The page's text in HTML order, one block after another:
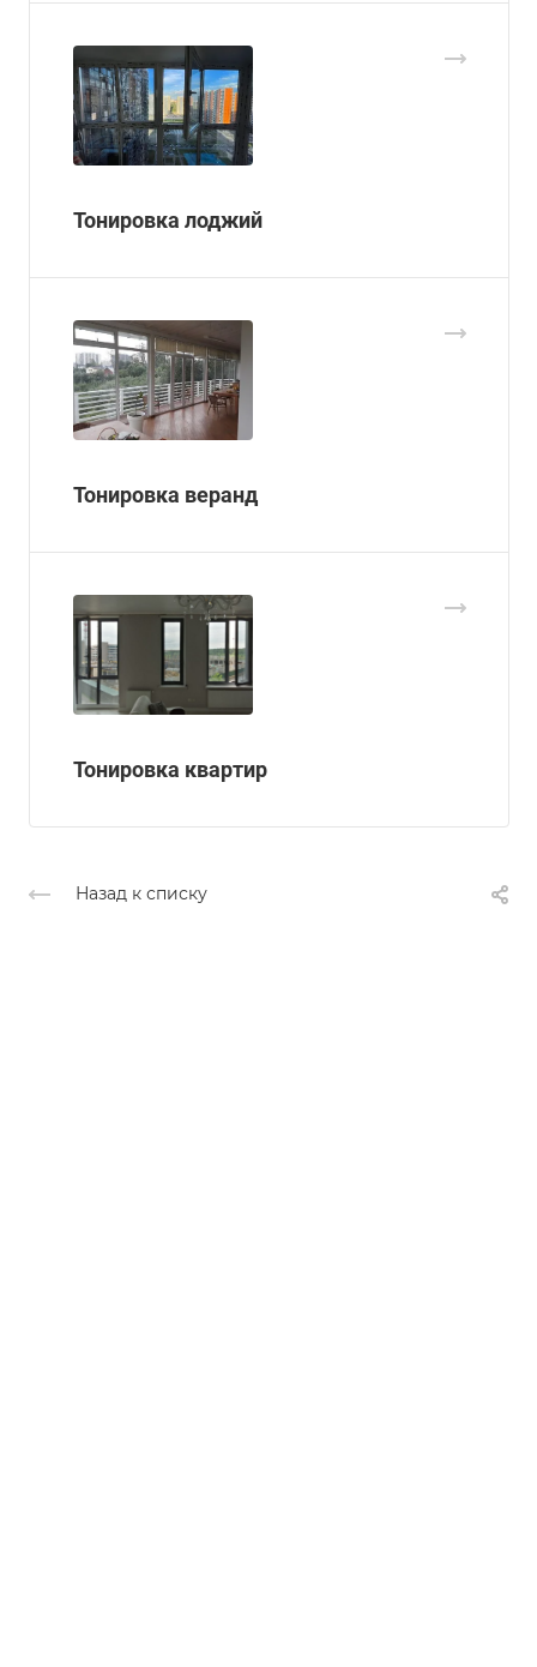
Тонировка лоджий
Тонировка веранд
Тонировка квартир
Назад к списку